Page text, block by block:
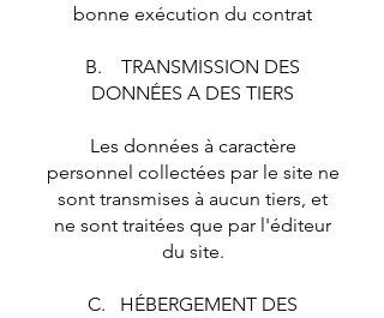
bonne exécution du contrat
B. TRANSMISSION DES
DONNÉES A DES TIERS
Les données à caractère
personnel collectées par le site ne
sont transmises à aucun tiers, et
ne sont traitées que par l'éditeur
du site.
C. HÉBERGEMENT DES